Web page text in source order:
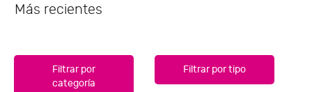
Más recientes
Filtrar por
categoría
Filtrar por tipo